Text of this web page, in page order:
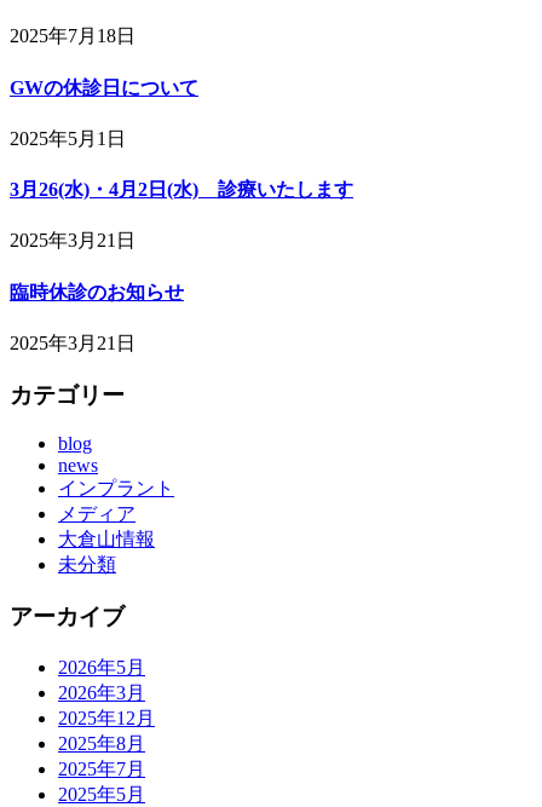
2025年7月18日
GWの休診日について
2025年5月1日
3月26(水)・4月2日(水) 診療いたします
2025年3月21日
臨時休診のお知らせ
2025年3月21日
カテゴリー
blog
news
インプラント
メディア
大倉山情報
未分類
アーカイブ
2026年5月
2026年3月
2025年12月
2025年8月
2025年7月
2025年5月